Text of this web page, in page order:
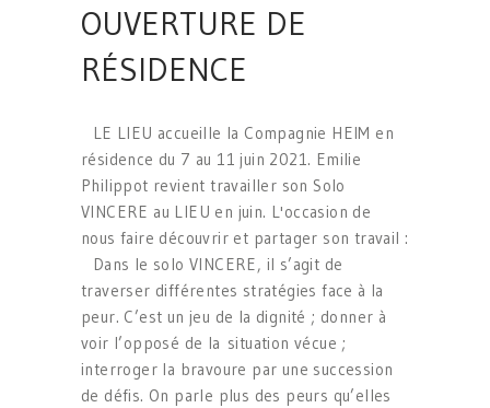
OUVERTURE DE
RÉSIDENCE
LE LIEU accueille la Compagnie HEIM en
résidence du 7 au 11 juin 2021. Emilie
Philippot revient travailler son Solo
VINCERE au LIEU en juin. L'occasion de
nous faire découvrir et partager son travail :
Dans le solo VINCERE, il s’agit de
traverser différentes stratégies face à la
peur. C’est un jeu de la dignité ; donner à
voir l’opposé de la situation vécue ;
interroger la bravoure par une succession
de défis. On parle plus des peurs qu’elles